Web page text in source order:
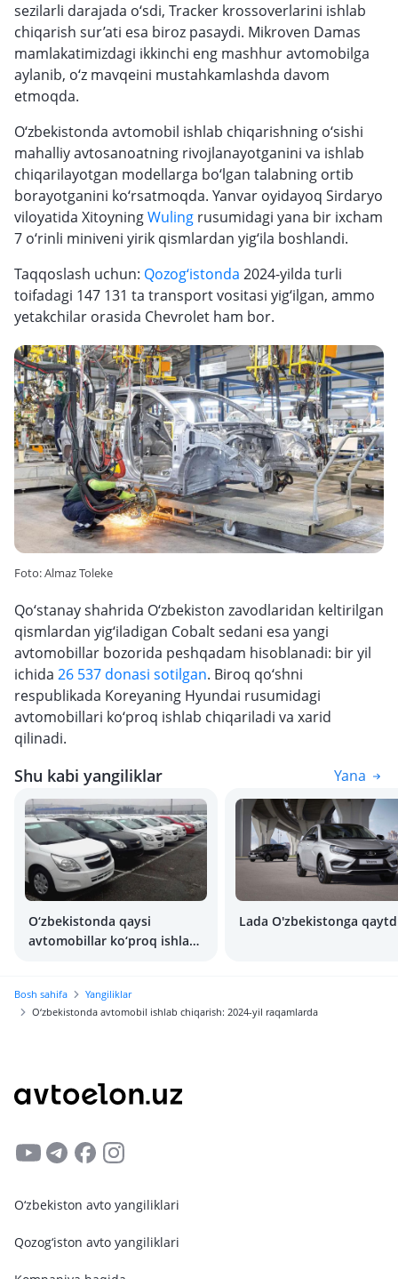
sezilarli darajada o‘sdi, Tracker krossoverlarini ishlab
chiqarish sur’ati esa biroz pasaydi. Mikroven Damas
mamlakatimizdagi ikkinchi eng mashhur avtomobilga
aylanib, o‘z mavqeini mustahkamlashda davom
etmoqda.
O‘zbekistonda avtomobil ishlab chiqarishning o‘sishi
mahalliy avtosanoatning rivojlanayotganini va ishlab
chiqarilayotgan modellarga bo‘lgan talabning ortib
borayotganini ko‘rsatmoqda. Yanvar oyidayoq Sirdaryo
viloyatida XitoyningWuling rusumidagi yana bir ixcham
7 o‘rinli miniveni yirik qismlardan yig‘ila boshlandi.
Taqqoslash uchun: Qozog‘istonda 2024-yilda turli
toifadagi 147 131 ta transport vositasi yig‘ilgan, ammo
yetakchilar orasida Chevrolet ham bor.
Foto: Almaz Toleke
Qo‘stanay shahrida O‘zbekiston zavodlaridan keltirilgan
qismlardan yig‘iladigan Cobalt sedani esa yangi
avtomobillar bozorida peshqadam hisoblanadi: bir yil
ichida 26 537 donasi sotilgan. Biroq qo‘shni
respublikada Koreyaning Hyundai rusumidagi
avtomobillari ko‘proq ishlab chiqariladi va xarid
qilinadi.
Shu kabi yangiliklar Yana
O‘zbekistonda qaysi
avtomobillar ko‘proq ishlab
Lada O'zbekistonga
Bosh sahifa
Yangiliklar
O‘zbekistonda avtomobil ishlab chiqarish: 2024-yil raqamlarda
O‘zbekiston avto yangiliklari
Qozog‘iston avto yangiliklari